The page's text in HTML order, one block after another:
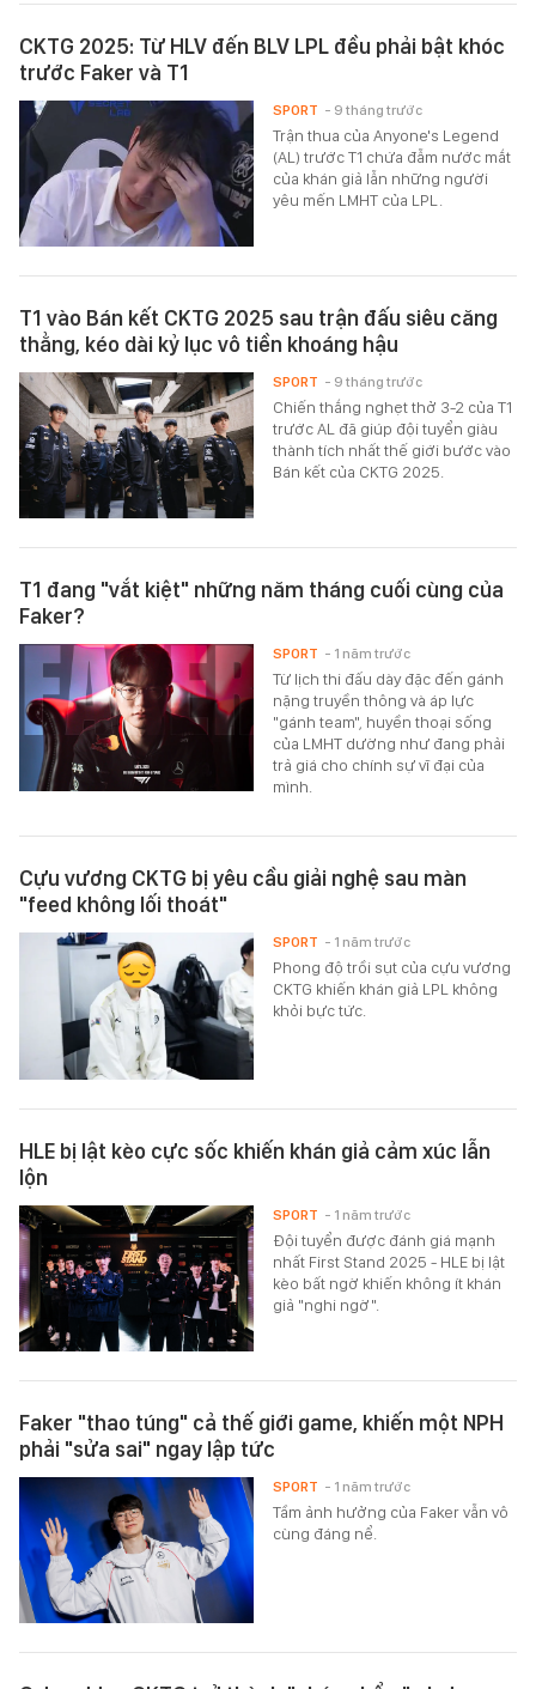
CKTG 2025: Từ HLV đến BLV LPL đều phải bật khóc
trước Faker và T1
Trận thua của Anyone's Legend
(AL) trước T1 chứa đẫm nước mắt
của khán giả lẫn những người
yêu mến LMHT của LPL.
SPORT - 9 tháng trước
T1 vào Bán kết CKTG 2025 sau trận đấu siêu căng
thẳng, kéo dài kỷ lục vô tiền khoáng hậu
Chiến thắng nghẹt thở 3-2 của T1
trước AL đã giúp đội tuyển giàu
thành tích nhất thế giới bước vào
Bán kết của CKTG 2025.
SPORT - 9 tháng trước
T1 đang "vắt kiệt" những năm tháng cuối cùng của
Faker?
Từ lịch thi đấu dày đặc đến gánh
nặng truyền thông và áp lực
"gánh team", huyền thoại sống
của LMHT dường như đang phải
trả giá cho chính sự vĩ đại của
mình.
SPORT - 1 năm trước
Cựu vương CKTG bị yêu cầu giải nghệ sau màn
"feed không lối thoát"
Phong độ trồi sụt của cựu vương
CKTG khiến khán giả LPL không
khỏi bực tức.
SPORT - 1 năm trước
HLE bị lật kèo cực sốc khiến khán giả cảm xúc lẫn
lộn
Đội tuyển được đánh giá mạnh
nhất First Stand 2025 - HLE bị lật
kèo bất ngờ khiến không ít khán
giả "nghi ngờ".
SPORT - 1 năm trước
Faker "thao túng" cả thế giới game, khiến một NPH
phải "sửa sai" ngay lập tức
Tầm ảnh hưởng của Faker vẫn vô
cùng đáng nể.
SPORT - 1 năm trước